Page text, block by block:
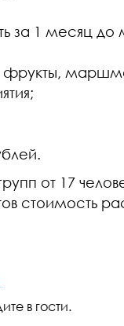
за 1 месяц до
от 17
стоимость
в гости.